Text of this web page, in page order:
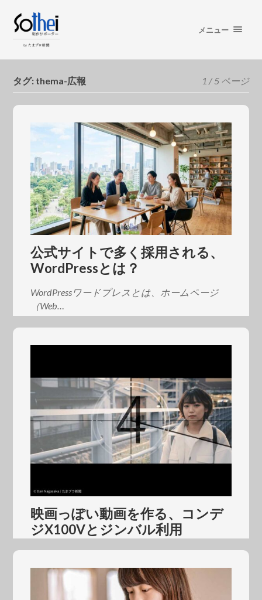
メニュー
タグ: thema-広報 1 / 5 ページ
公式サイトで多く採用される、
WordPressとは？
WordPressワードプレスとは、ホームページ
（Web…
映画っぽい動画を作る、コンデ
ジX100Vとジンバル利用
線路沿いの散歩動画を、映画っぽい動画にし
てみようと試作し…